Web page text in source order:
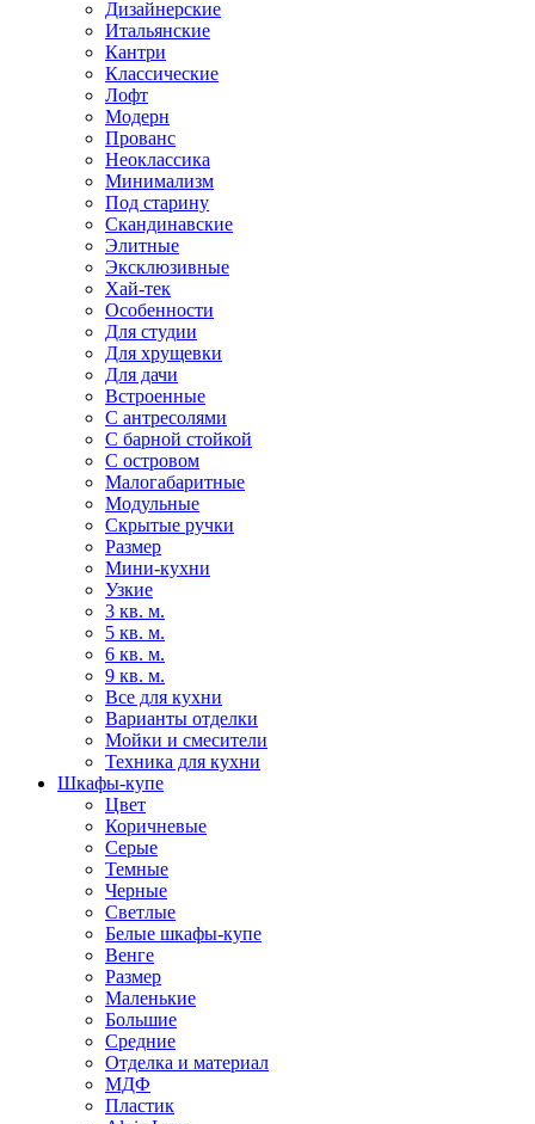
Дизайнерские
Итальянские
Кантри
Классические
Лофт
Модерн
Прованс
Неоклассика
Минимализм
Под старину
Скандинавские
Элитные
Эксклюзивные
Хай-тек
Особенности
Для студии
Для хрущевки
Для дачи
Встроенные
С антресолями
С барной стойкой
С островом
Малогабаритные
Модульные
Скрытые ручки
Размер
Мини-кухни
Узкие
3 кв. м.
5 кв. м.
6 кв. м.
9 кв. м.
Все для кухни
Варианты отделки
Мойки и смесители
Техника для кухни
Шкафы-купе
Цвет
Коричневые
Серые
Темные
Черные
Светлые
Белые шкафы-купе
Венге
Размер
Маленькие
Большие
Средние
Отделка и материал
МДФ
Пластик